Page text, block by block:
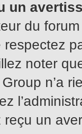
un
du
noter
n’a
un